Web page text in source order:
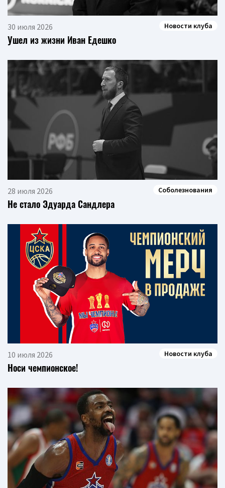
30 июля 2026 Новости клуба
Ушел из жизни Иван Едешко
28 июля 2026 Соболезнования
Не стало Эдуарда Сандлера
10 июля 2026 Новости клуба
Носи чемпионское!